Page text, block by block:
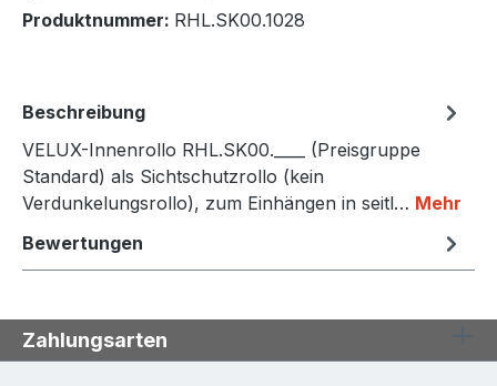
Produktnummer: RHL.SK00.1028
Beschreibung
VELUX-Innenrollo RHL.SK00.____ (Preisgruppe
Standard) als Sichtschutzrollo (kein
Verdunkelungsrollo), zum Einhängen in seitl… Mehr
Bewertungen
Zahlungsarten